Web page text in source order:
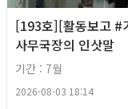
[193호][활동보고 #
사무국장의 인삿말
기간 : 7월
2026-08-03 18:14